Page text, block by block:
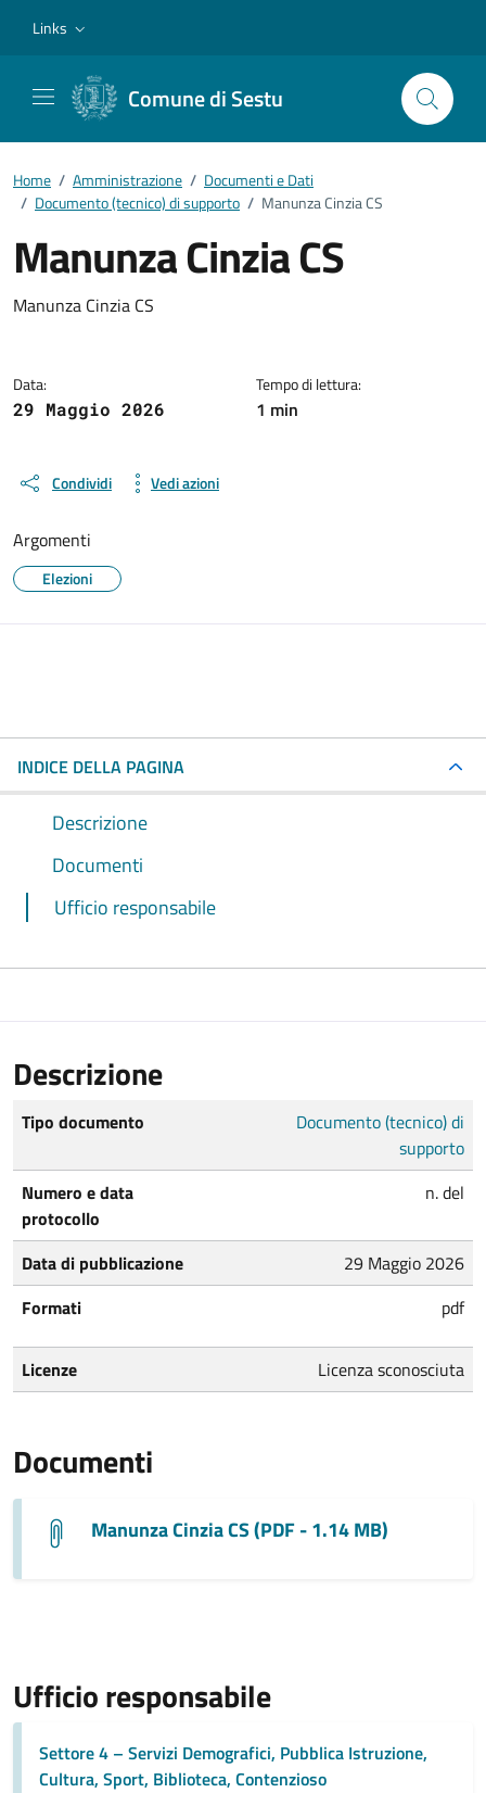
Links
Comune di Sestu
Home / Amministrazione / Documenti e Dati
/ Documento (tecnico) di supporto / Manunza Cinzia CS
Manunza Cinzia CS
Dettagli del documento
Manunza Cinzia CS
Data:
29 Maggio 2026
Tempo di lettura:
1 min
Condividi Vedi azioni
Argomenti
Elezioni
INDICE DELLA PAGINA
Descrizione
Documenti
Ufficio responsabile
Descrizione
Tipo documento
Documento (tecnico) di
supporto
Numero e data
protocollo
n. del
Data di pubblicazione
29 Maggio 2026
Formati
pdf
Licenze Licenza sconosciuta
Documenti
Manunza Cinzia CS (PDF - 1.14 MB)
Ufficio responsabile
Settore 4 – Servizi Demografici, Pubblica Istruzione,
Cultura, Sport, Biblioteca, Contenzioso